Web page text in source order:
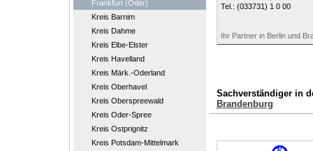
Frankfurt (Oder)
Kreis Barnim
Kreis Dahme
Kreis Elbe-Elster
Kreis Havelland
Kreis Märk.-Oderland
Kreis Oberhavel
Kreis Oberspreewald
Kreis Oder-Spree
Kreis Ostprignitz
Kreis Potsdam-Mittelmark
Tel.: (033731) 1 0 00
Ihr Partner in Berlin und
Sachverständiger in
Brandenburg